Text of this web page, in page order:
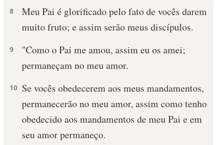
PALAVRA DO DIA
SALMO DO DIA
10 MANDAMENTOS
8
Meu Pai é glorificado pelo fato de vocês darem
muito fruto; e assim serão meus discípulos.
9
"Como o Pai me amou, assim eu os amei;
permaneçam no meu amor.
10 Se vocês obedecerem aos meus mandamentos,
permanecerão no meu amor, assim como tenho
obedecido aos mandamentos de meu Pai e em
seu amor permaneço.